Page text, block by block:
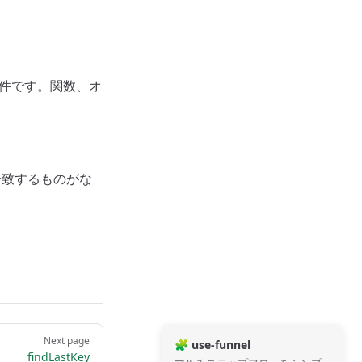
です。関数、オ
するものがな
Next page
findLastKey
🧩 use-funnel